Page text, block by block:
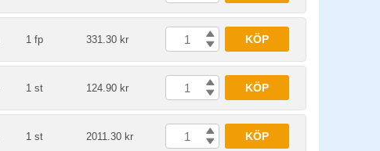
1 fp 331.30 kr KÖP
1 st 124.90 kr KÖP
1 st 2011.30 kr KÖP